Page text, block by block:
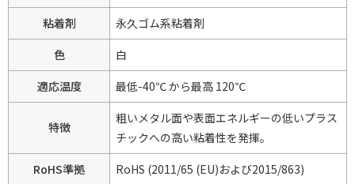
粘着剤
永久ゴム系粘着剤
色
白
適応温度
最低-40℃ から最高 120℃
特徴
粗いメタル面や表面エネルギーの低いプラス
チックへの高い粘着性を発揮。
RoHS準拠
RoHS (2011/65 (EU)および2015/863)